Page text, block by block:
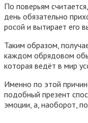
По поверьям
день обязательно
росой и вытирает его
Таким образом,
каждом обрядовом
которая ведёт в мир
Именно по этой
подобный презент
эмоции, а, наоборот,